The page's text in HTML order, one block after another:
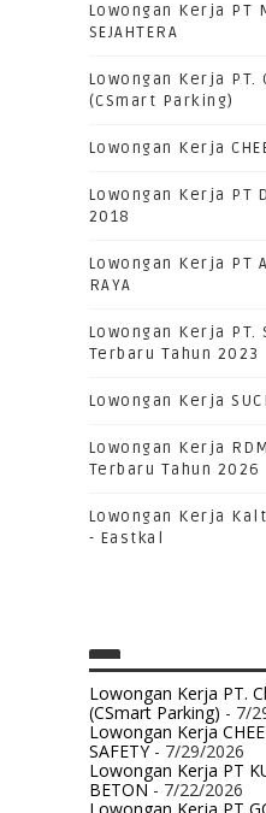
Lowongan Kerja PT
SEJAHTERA
Lowongan Kerja PT.
(CSmart Parking)
Lowongan Kerja
Lowongan Kerja PT
2018
Lowongan Kerja PT
RAYA
Lowongan Kerja PT.
Terbaru Tahun 2023
Lowongan Kerja SUCI
Lowongan Kerja
Terbaru Tahun 2026
Lowongan Kerja
- Eastkal
Lowongan Kerja PT.
(CSmart Parking) - 7/
Lowongan Kerja
SAFETY- 7/29/2026
Lowongan Kerja PT
BETON- 7/22/2026